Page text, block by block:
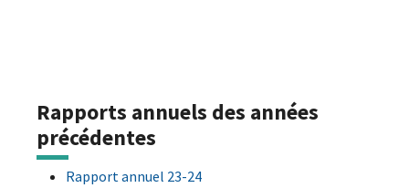
Rapports annuels des années
précédentes
Rapport annuel 23-24